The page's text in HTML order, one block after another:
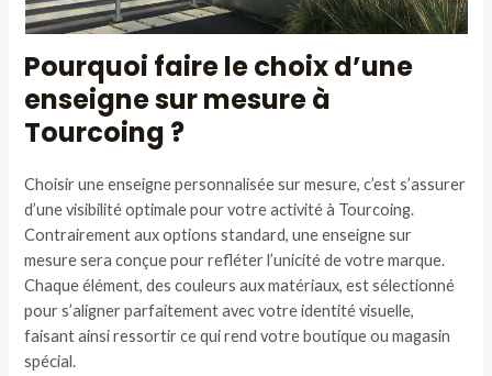
Pourquoi faire le choix d’une
enseigne sur mesure à
Tourcoing ?
Choisir une enseigne personnalisée sur mesure, c’est s’assurer
d’une visibilité optimale pour votre activité à Tourcoing.
Contrairement aux options standard, une enseigne sur
mesure sera conçue pour refléter l’unicité de votre marque.
Chaque élément, des couleurs aux matériaux, est sélectionné
pour s’aligner parfaitement avec votre identité visuelle,
faisant ainsi ressortir ce qui rend votre boutique ou magasin
spécial.